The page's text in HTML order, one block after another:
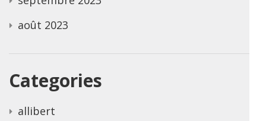
août 2023
Categories
allibert